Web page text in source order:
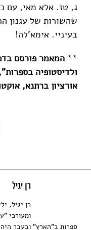
ג, טז. אלא מאי, עם
שהשורות של עגנון
בעיניי. אימא'לה!
** המאמר פורסם
אורציון ברתנא, אוקטובר
רן יגיל
ומעורכי
ספרות ב"הארץ" ובעבר